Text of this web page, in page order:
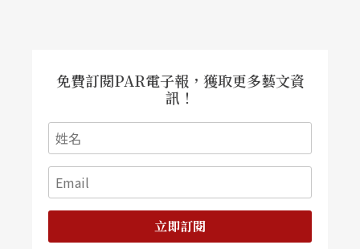
華山、衛武營）讓團隊展現更多可能，也讓國際策
展人看見。十月上旬在高雄起跑的「衛武營玩藝
節」便是其中之一，除了精采的國內外演出，衛武
營園區也有各種藝術活動，吸引大大小小的民眾參
表演藝術聯盟理事長于國華認為，有別於台北華山
免費訂閱PAR電子報，獲取更多藝文資
訊！
立即訂閱